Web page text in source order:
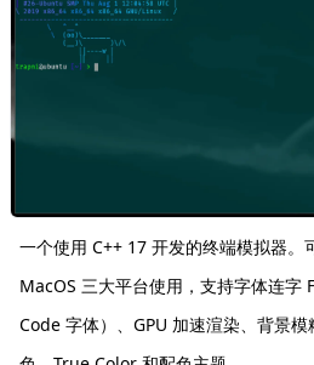
一个使用 C++ 17 开发的终端模拟器
MacOS 三大平台使用，支持字体连
Code 字体）、GPU 加速渲染、背景